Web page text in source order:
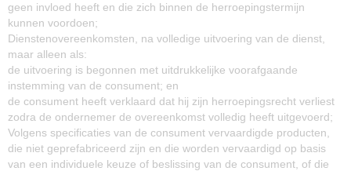
geen invloed heeft en die zich binnen de herroepingstermijn
kunnen voordoen;
Dienstenovereenkomsten, na volledige uitvoering van de dienst,
maar alleen als:
de uitvoering is begonnen met uitdrukkelijke voorafgaande
instemming van de consument; en
de consument heeft verklaard dat hij zijn herroepingsrecht verliest
zodra de ondernemer de overeenkomst volledig heeft uitgevoerd;
Volgens specificaties van de consument vervaardigde producten,
die niet geprefabriceerd zijn en die worden vervaardigd op basis
van een individuele keuze of beslissing van de consument, of die